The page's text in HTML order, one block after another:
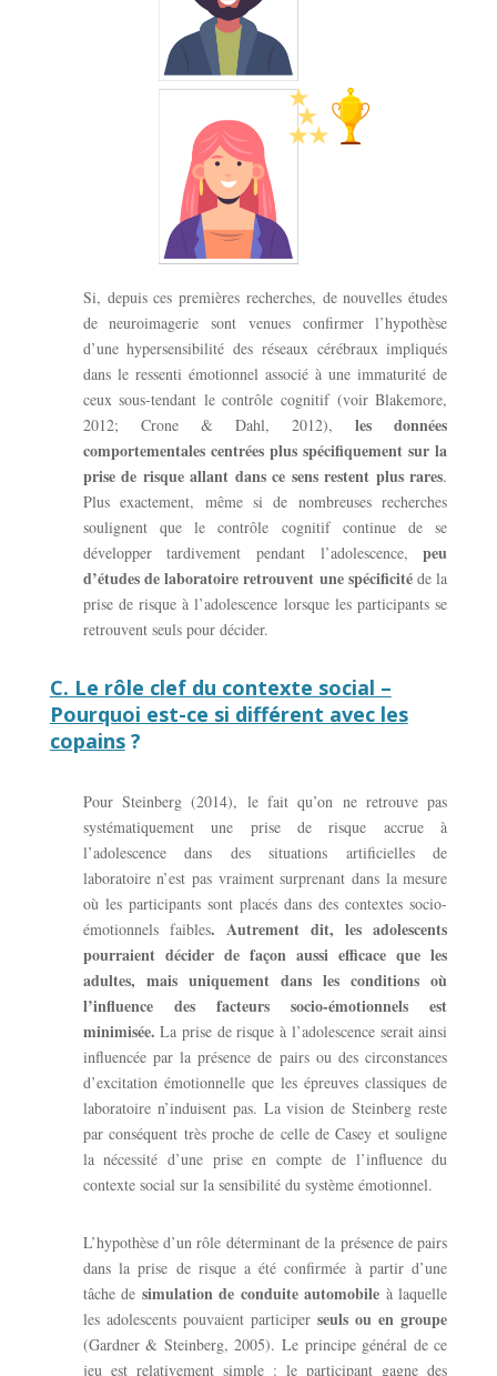
Si, depuis ces premières recherches, de nouvelles études
de neuroimagerie sont venues confirmer l’hypothèse
d’une hypersensibilité des réseaux cérébraux impliqués
dans le ressenti émotionnel associé à une immaturité de
ceux sous-tendant le contrôle cognitif (voir Blakemore,
2012; Crone & Dahl, 2012),les données
comportementales centrées plus spécifiquement sur la
prise de risque allant dans ce sens restent plus rares.
Plus exactement, même si de nombreuses recherches
soulignent que le contrôle cognitif continue de se
développer tardivement pendant l’adolescence,peu
d’études de laboratoire retrouvent une spécificitéde la
prise de risque à l’adolescence lorsque les participants se
retrouvent seuls pour décider.
C. Le rôle clef du contexte social –
Pourquoi est-ce si différent avec les
copains?
Pour Steinberg (2014), le fait qu’on ne retrouve pas
systématiquement une prise de risque accrue à
l’adolescence dans des situations artificielles de
laboratoire n’est pas vraiment surprenant dans la mesure
où les participants sont placés dans des contextes socio-
émotionnels faibles. Autrement dit, les adolescents
pourraient décider de façon aussi efficace que les
adultes, mais uniquement dans les conditions où
l’influence des facteurs socio-émotionnels est
minimisée. La prise de risque à l’adolescence serait ainsi
influencée par la présence de pairs ou des circonstances
d’excitation émotionnelle que les épreuves classiques de
laboratoire n’induisent pas. La vision de Steinberg reste
par conséquent très proche de celle de Casey et souligne
la nécessité d’une prise en compte de l’influence du
contexte social sur la sensibilité du système émotionnel.
L’hypothèse d’un rôle déterminant de la présence de pairs
dans la prise de risque a été confirmée à partir d’une
tâche de simulation de conduite automobile à laquelle
les adolescents pouvaient participerseuls ou en groupe
(Gardner & Steinberg, 2005). Le principe général de ce
jeu est relativement simple : le participant gagne des